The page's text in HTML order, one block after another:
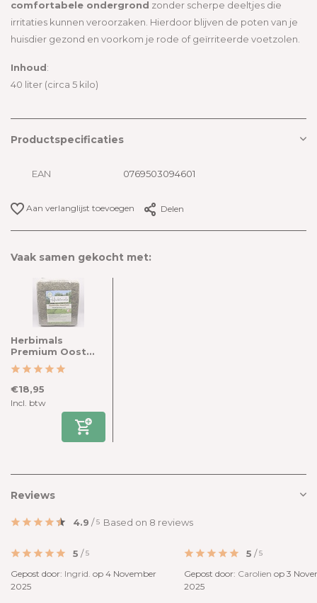
comfortabele ondergrond zonder scherpe deeltjes die
irritaties kunnen veroorzaken. Hierdoor blijven de poten van je
huisdier gezond en voorkom je rode of geïrriteerde voetzolen.
Inhoud:
40 liter (circa 5 kilo)
Productspecificaties
EAN 0769503094601
Aan verlanglijst toevoegen Delen
Vaak samen gekocht met:
Herbimals
Premium Oost...
€18,95
Incl. btw
Reviews
4.9 /5 Based on 8 reviews
5 /5
Gepost door: Ingrid. op 4 November
2025
5 /5
Gepost door: Carolien op 3
2025